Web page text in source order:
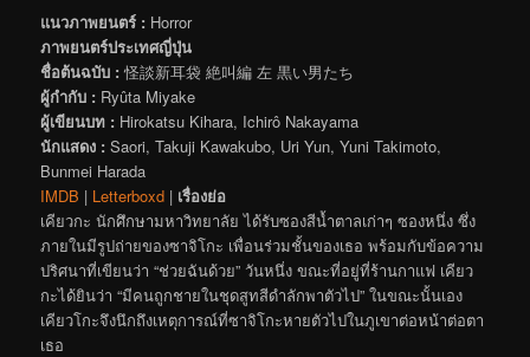
แนวภาพยนตร์ : Horror
ภาพยนตร์ประเทศญี่ปุ่น
ชื่อต้นฉบับ : 怪談新耳袋 絶叫編 左 黒い男たち
ผู้กำกับ : Ryûta Miyake
ผู้เขียนบท : Hirokatsu Kihara, Ichirô Nakayama
นักแสดง : Saori, Takuji Kawakubo, Uri Yun, Yuni Takimoto,
Bunmei Harada
IMDB | Letterboxd | เรื่องย่อ
เคียวกะ นักศึกษามหาวิทยาลัย ได้รับซองสีน้ำตาลเก่าๆ ซองหนึ่ง ซึ่ง
ภายในมีรูปถ่ายของซาจิโกะ เพื่อนร่วมชั้นของเธอ พร้อมกับข้อความ
ปริศนาที่เขียนว่า “ช่วยฉันด้วย” วันหนึ่ง ขณะที่อยู่ที่ร้านกาแฟ เคียว
กะได้ยินว่า “มีคนถูกชายในชุดสูทสีดำลักพาตัวไป” ในขณะนั้นเอง
เคียวโกะจึงนึกถึงเหตุการณ์ที่ซาจิโกะหายตัวไปในภูเขาต่อหน้าต่อตา
เธอ